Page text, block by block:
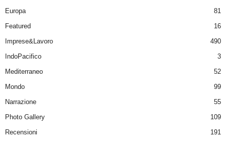
Europa
81
Featured
16
Imprese&Lavoro
490
IndoPacifico
3
Mediterraneo
52
Mondo
99
Narrazione
55
Photo Gallery
109
Recensioni
191